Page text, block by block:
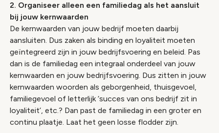
2. Organiseer alleen een familiedag als het aansluit
bij jouw kernwaarden
De kernwaarden van jouw bedrijf moeten daarbij
aansluiten. Dus zaken als binding en loyaliteit moeten
geïntegreerd zijn in jouw bedrijfsvoering en beleid. Pas
dan is de familiedag een integraal onderdeel van jouw
kernwaarden en jouw bedrijfsvoering. Dus zitten in jouw
kernwaarden woorden als geborgenheid, thuisgevoel,
familiegevoel of letterlijk ‘succes van ons bedrijf zit in
loyaliteit’, etc.? Dan past de familiedag in een groter en
continu plaatje. Laat het geen losse flodder zijn.